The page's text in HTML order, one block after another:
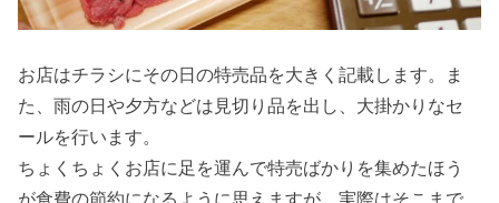
お店はチラシにその日の特売品を大きく記載します。ま
た、雨の日や夕方などは見切り品を出し、大掛かりなセ
ールを行います。
ちょくちょくお店に足を運んで特売ばかりを集めたほう
が食費の節約になるように思えますが、実際はそこまで